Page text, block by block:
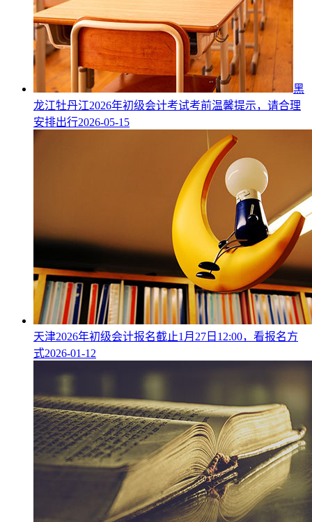
黑
龙江牡丹江2026年初级会计考试考前温馨提示，请合理
安排出行2026-05-15
天津2026年初级会计报名截止1月27日12:00，看报名方
式2026-01-12